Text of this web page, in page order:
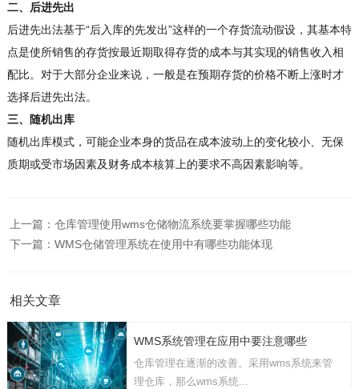
二、后进先出
后进先出法基于“后入库的先发出”这样的一个存货流动假设，其基本特
点是使所销售的存货按最近期取得存货的成本与其实现的销售收入相
配比。对于大部分企业来说，一般是在预期存货的价格不断上涨时才
选择后进先出法。
三、随机出库
随机出库模式，可能企业本身的货品在成本波动上的变化较小、无保
质期或受市场因素及财务成本核算上的要求不高因素影响等。
上一篇： 仓库管理使用wms仓储物流系统要掌握哪些功能
下一篇： WMS仓储管理系统在使用中有哪些功能体现
相关文章
WMS系统管理在应用中要注意哪些
仓库管理在逐渐的改善。采用wms系统来管
理仓库，那么wms系统...